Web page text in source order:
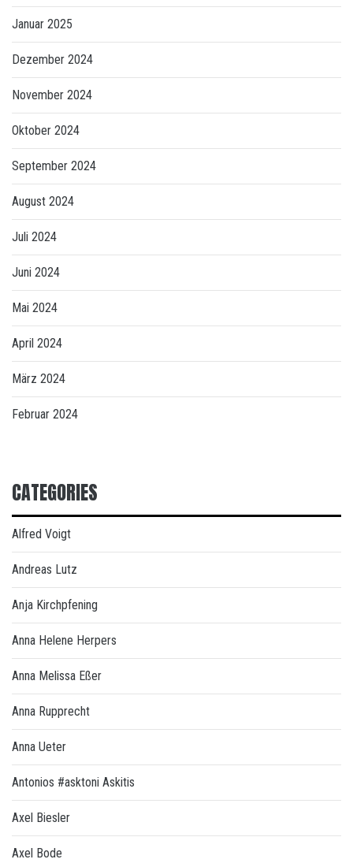
Januar 2025
Dezember 2024
November 2024
Oktober 2024
September 2024
August 2024
Juli 2024
Juni 2024
Mai 2024
April 2024
März 2024
Februar 2024
CATEGORIES
Alfred Voigt
Andreas Lutz
Anja Kirchpfening
Anna Helene Herpers
Anna Melissa Eßer
Anna Rupprecht
Anna Ueter
Antonios #asktoni Askitis
Axel Biesler
Axel Bode